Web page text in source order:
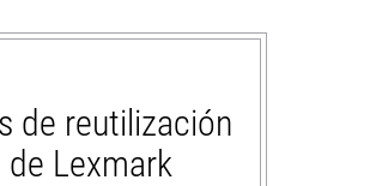
de reutilización
Lexmark